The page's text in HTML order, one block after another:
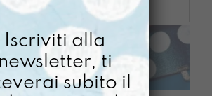
Iscriviti alla
newsletter, ti
subito il